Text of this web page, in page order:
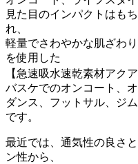
見た目のインパクトはも
れ、
軽量でさわやかな肌ざわ
を使用した
【急速吸水速乾素材アク
バスケでのオンコート、
ダンス、フットサル、ジ
です。
最近では、通気性の良さ
ン性から、